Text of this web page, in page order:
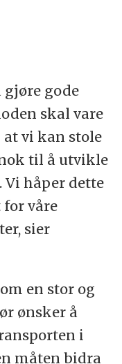
gode
skal vare
vi kan stole
til å utvikle
håper dette
våre
sier
en stor og
ønsker å
i
måten bidra